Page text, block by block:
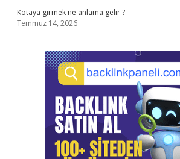
Kotaya girmek ne anlama gelir ?
Temmuz 14, 2026